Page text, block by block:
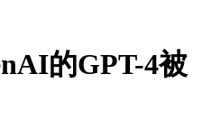
的GPT-4被